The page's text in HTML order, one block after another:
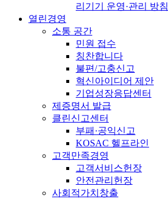
리기기 운영·관리 방침
열린경영
소통 공간
민원 접수
칭찬합니다
불편/고충신고
혁신아이디어 제안
기업성장응답센터
제증명서 발급
클린신고센터
부패·공익신고
KOSAC 헬프라인
고객만족경영
고객서비스헌장
안전관리헌장
사회적가치창출